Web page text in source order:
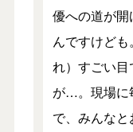
優への道が
んですけど
れ）すごい
が…。現場に
で、みんな